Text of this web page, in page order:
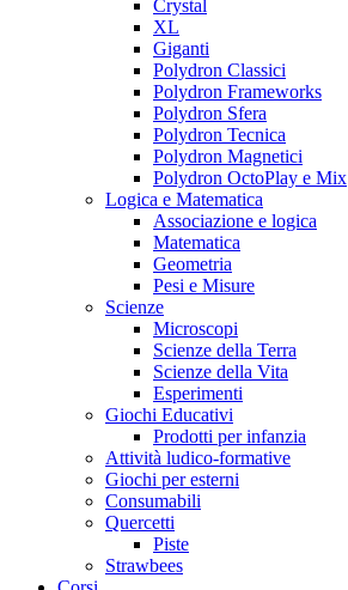
Crystal
XL
Giganti
Polydron Classici
Polydron Frameworks
Polydron Sfera
Polydron Tecnica
Polydron Magnetici
Polydron OctoPlay e Mix
Logica e Matematica
Associazione e logica
Matematica
Geometria
Pesi e Misure
Scienze
Microscopi
Scienze della Terra
Scienze della Vita
Esperimenti
Giochi Educativi
Prodotti per infanzia
Attività ludico-formative
Giochi per esterni
Consumabili
Quercetti
Piste
Strawbees